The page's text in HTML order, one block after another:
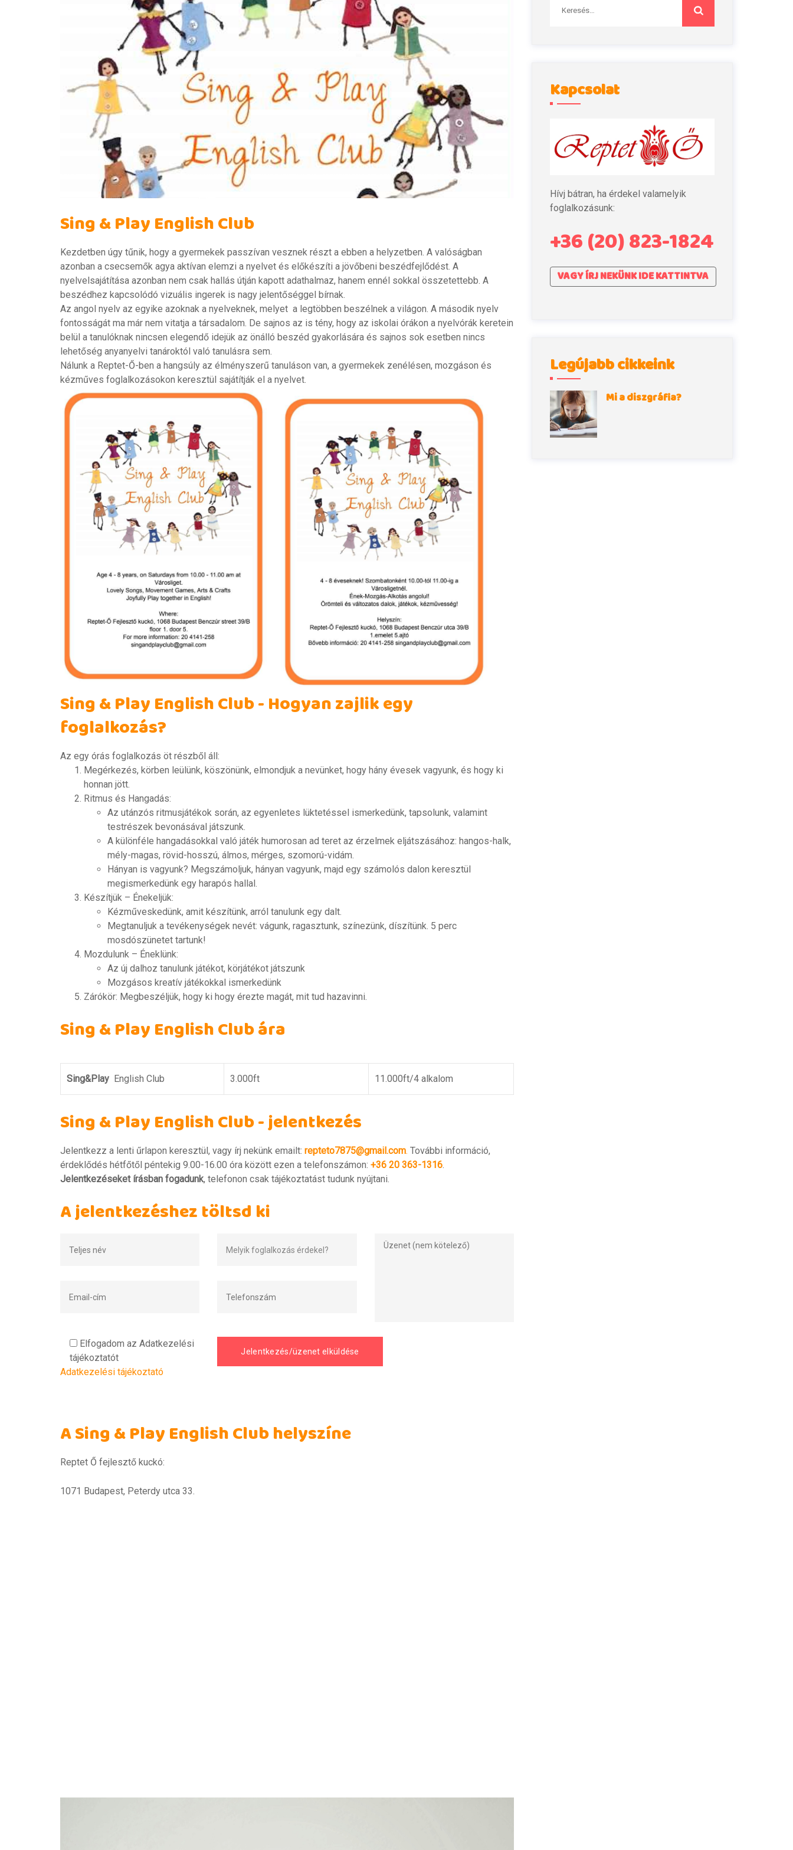
Sing & Play English Club
Kezdetben úgy tűnik, hogy a gyermekek passzívan vesznek részt a ebben a helyzetben. A valóságban
azonban a csecsemők agya aktívan elemzi a nyelvet és előkészíti a jövőbeni beszédfejlődést. A
nyelvelsajátítása azonban nem csak hallás útján kapott adathalmaz, hanem ennél sokkal összetettebb. A
beszédhez kapcsolódó vizuális ingerek is nagy jelentőséggel bírnak.
Az angol nyelv az egyike azoknak a nyelveknek, melyet a legtöbben beszélnek a világon. A második nyelv
fontosságát ma már nem vitatja a társadalom. De sajnos az is tény, hogy az iskolai órákon a nyelvórák keretein
belül a tanulóknak nincsen elegendő idejük az önálló beszéd gyakorlására és sajnos sok esetben nincs
lehetőség anyanyelvi tanároktól való tanulásra sem.
Nálunk a Reptet-Ő-ben a hangsúly az élményszerű tanuláson van, a gyermekek zenélésen, mozgáson és
kézműves foglalkozásokon keresztül sajátítják el a nyelvet.
Sing & Play English Club - Hogyan zajlik egy
foglalkozás?
Az egy órás foglalkozás öt részből áll:
Megérkezés, körben leülünk, köszönünk, elmondjuk a nevünket, hogy hány évesek vagyunk, és hogy ki
honnan jött.
Ritmus és Hangadás:
Az utánzós ritmusjátékok során, az egyenletes lüktetéssel ismerkedünk, tapsolunk, valamint
testrészek bevonásával játszunk.
A különféle hangadásokkal való játék humorosan ad teret az érzelmek eljátszásához: hangos-halk,
mély-magas, rövid-hosszú, álmos, mérges, szomorú-vidám.
Hányan is vagyunk? Megszámoljuk, hányan vagyunk, majd egy számolós dalon keresztül
megismerkedünk egy harapós hallal.
Készítjük – Énekeljük:
Kézműveskedünk, amit készítünk, arról tanulunk egy dalt.
Megtanuljuk a tevékenységek nevét: vágunk, ragasztunk, színezünk, díszítünk. 5 perc
mosdószünetet tartunk!
Mozdulunk – Éneklünk:
Az új dalhoz tanulunk játékot, körjátékot játszunk
Mozgásos kreatív játékokkal ismerkedünk
Zárókör: Megbeszéljük, hogy ki hogy érezte magát, mit tud hazavinni.
Sing & Play English Club ára
Sing&Play English Club 3.000ft 11.000ft/4 alkalom
Sing & Play English Club - jelentkezés
Jelentkezz a lenti űrlapon keresztül, vagy írj nekünk emailt: repteto7875@gmail.com. További információ,
érdeklődés hétfőtől péntekig 9.00-16.00 óra között ezen a telefonszámon: +36 20 363-1316.
Jelentkezéseket írásban fogadunk, telefonon csak tájékoztatást tudunk nyújtani.
A jelentkezéshez töltsd ki
Elfogadom az Adatkezelési
tájékoztatót
Adatkezelési tájékoztató
A Sing & Play English Club helyszíne
Reptet Ő fejlesztő kuckó:
1071 Budapest, Peterdy utca 33.
Kapcsolat
Hívj bátran, ha érdekel valamelyik
foglalkozásunk:
+36 (20) 823-1824
VAGY ÍRJ NEKÜNK IDE KATTINTVA
Legújabb cikkeink
Mi a diszgráfia?